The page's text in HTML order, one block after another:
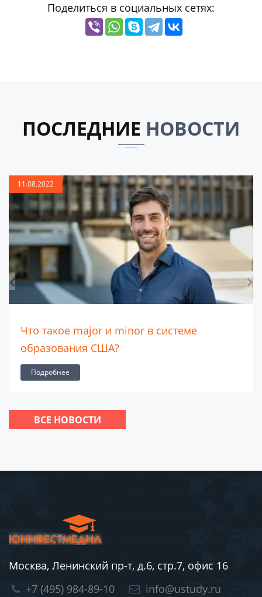
Поделиться в социальных сетях:
ПОСЛЕДНИЕ НОВОСТИ
11.08.2022
Что такое major и minor в системе
образования США?
Подробнее
ВСЕ НОВОСТИ
Москва, Ленинский пр-т, д.6, стр.7, офис 16
+7 (495) 984-89-10
info@ustudy.ru